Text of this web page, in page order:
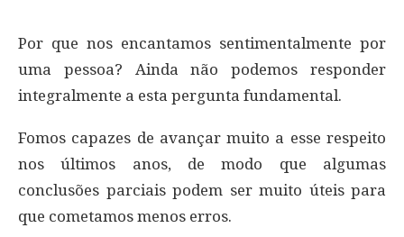
Por que nos encantamos sentimentalmente por
uma pessoa? Ainda não podemos responder
integralmente a esta pergunta fundamental.
Fomos capazes de avançar muito a esse respeito
nos últimos anos, de modo que algumas
conclusões parciais podem ser muito úteis para
que cometamos menos erros.